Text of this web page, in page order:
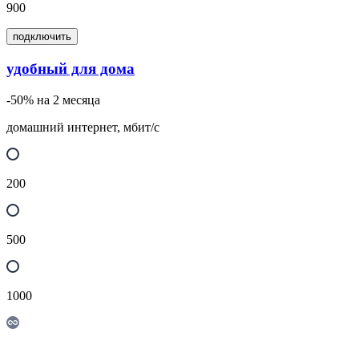
900
подключить
удобный для дома
-50% на 2 месяца
домашний интернет, мбит/с
200
500
1000